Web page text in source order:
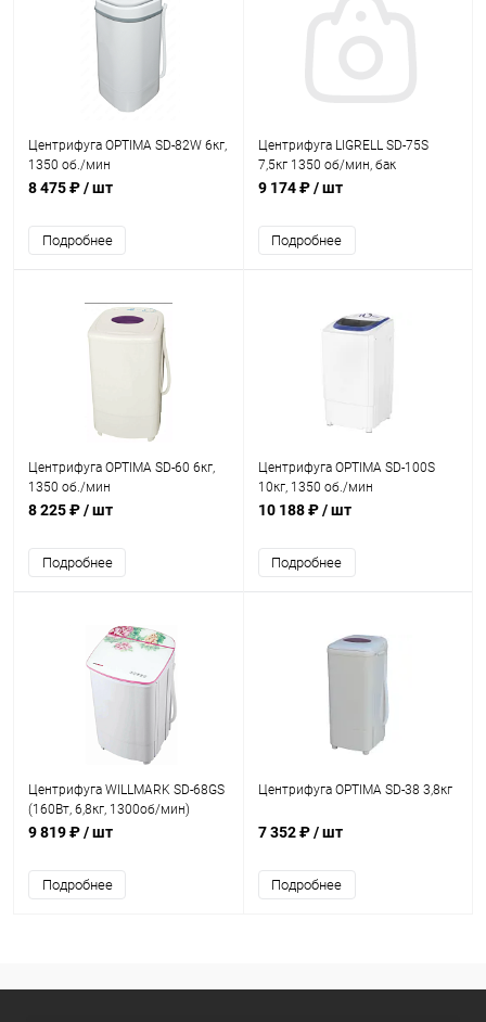
Центрифуга OPTIMA SD-82W 6кг,
1350 об./мин
8 475 ₽/ шт
Подробнее
Центрифуга LIGRELL SD-75S
7,5кг 1350 об/мин, бак
нерж.сталь
9 174 ₽/ шт
Подробнее
Центрифуга OPTIMA SD-60 6кг,
1350 об./мин
8 225 ₽/ шт
Подробнее
Центрифуга OPTIMA SD-100S
10кг, 1350 об./мин
10 188 ₽/ шт
Подробнее
Центрифуга WILLMARK SD-68GS
(160Вт, 6,8кг, 1300об/мин)
9 819 ₽/ шт
Подробнее
Центрифуга OPTIMA SD-38 3,8кг
7 352 ₽/ шт
Подробнее